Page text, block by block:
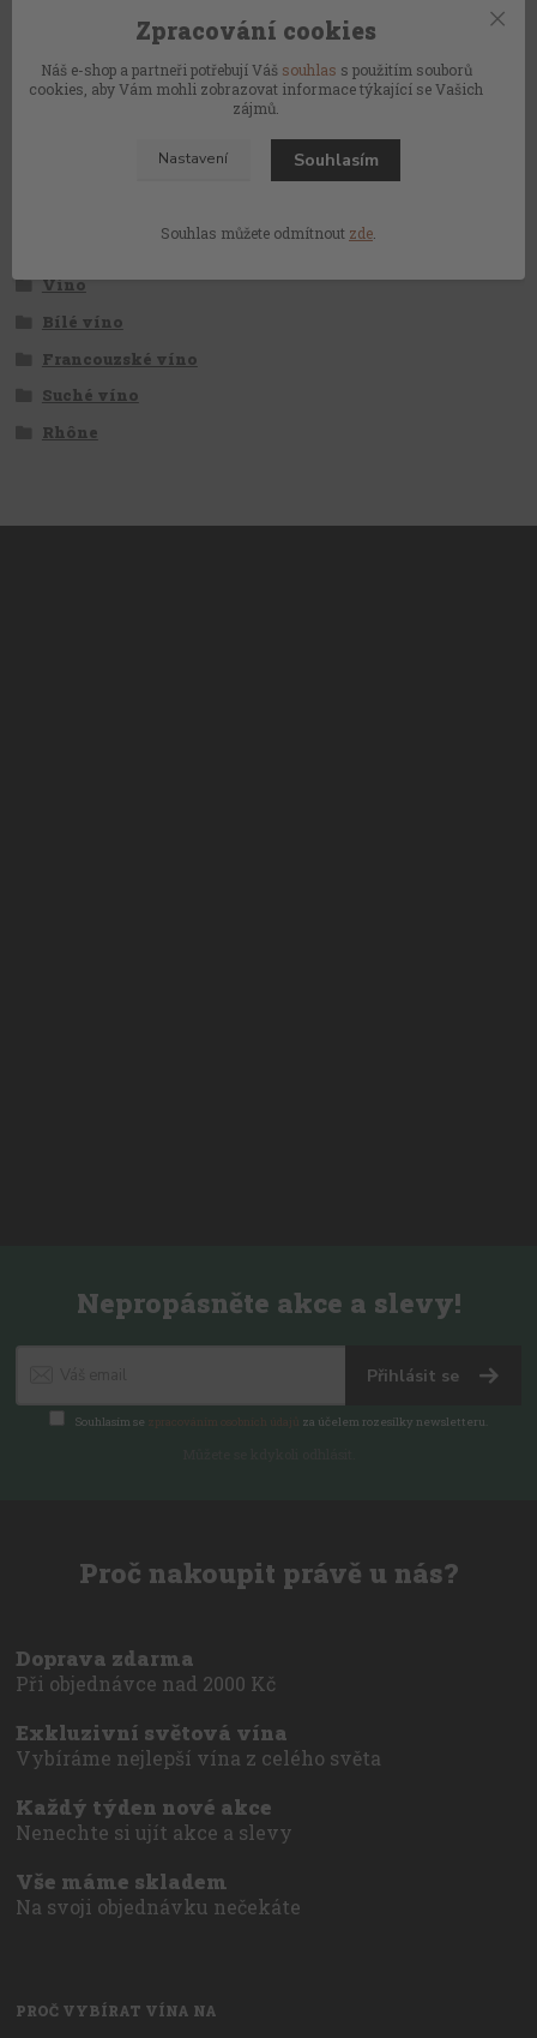
355 Kč/ks
293 Kč bez DPH
Přidat do košíku
404 Kč
Zboží zařazeno v kategoriích
Víno
Bílé víno
Francouzské víno
Suché víno
Rhône
Nepropásněte akce a slevy!
Přihlásit se
Souhlasím se zpracováním osobních údajů za účelem rozesílky newsletteru.
Proč nakoupit právě u nás?
Doprava zdarma
Při objednávce nad 2000 Kč
Exkluzivní světová vína
Vybíráme nejlepší vína z celého světa
Každý týden nové akce
Nenechte si ujít akce a slevy
Vše máme skladem
Na svoji objednávku nečekáte
PROČ VYBÍRAT VÍNA NA
Zpracování cookies
Náš e-shop a partneři potřebují Váš souhlas s použitím souborů
cookies, aby Vám mohli zobrazovat informace týkající se Vašich
zájmů.
Nastavení Souhlasím
Souhlas můžete odmítnout zde